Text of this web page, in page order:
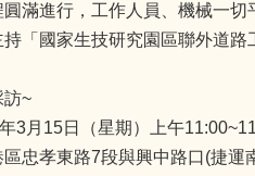
滿進行，工作人員、機械一
持「國家生技研究園區聯外道
訪~
3月15日（星期）上午
忠孝東路7段與興中路口(捷運